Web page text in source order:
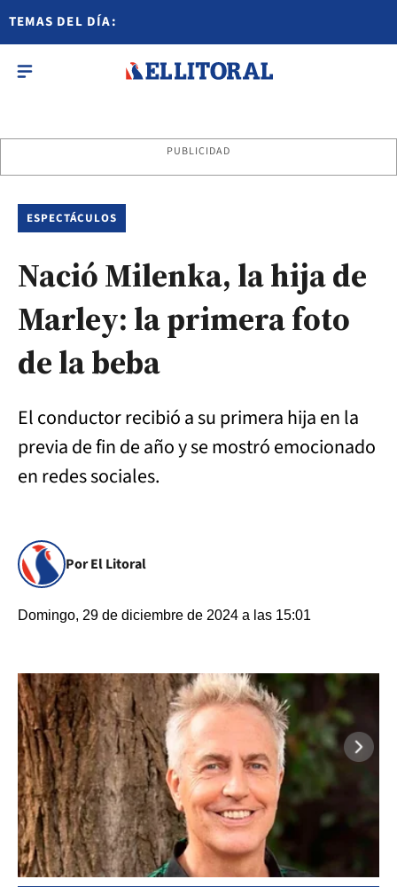
TEMAS DEL DÍA:
PUBLICIDAD
ESPECTÁCULOS
Nació Milenka, la hija de
Marley: la primera foto
de la beba
El conductor recibió a su primera hija en la
previa de fin de año y se mostró emocionado
en redes sociales.
Por El Litoral
Domingo, 29 de diciembre de 2024 a las 15:01